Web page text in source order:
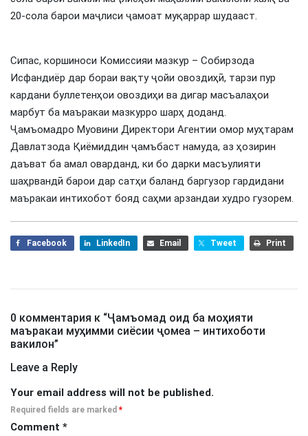
20-сола барои маҷлиси ҷамоат муқаррар шудааст.
Сипас, коршиноси Комиссияи мазкур – Собирзода
Исфандиёр дар бораи вақту ҷойи овоздиҳӣ, тарзи пур
кардани буллетенҳои овоздиҳи ва дигар масъалаҳои
марбут ба маъракаи мазкурро шарҳ доданд.
Ҷамъомадро Муовини Директори Агентии омор муҳтарам
Давлатзода Қиёмиддин ҷамъбаст намуда, аз ҳозирин
даъват ба амал оварданд, ки бо дарки масъулияти
шаҳрвандӣ барои дар сатҳи баланд баргузор гардидани
маъракаи интихобот бояд саҳми арзандаи худро гузорем.
Facebook LinkedIn Email Tweet Print
0 комментария к “Ҷамъомад оид ба моҳияти
маъракаи муҳимми сиёсии ҷомеа – интихоботи
вакилон”
Leave a Reply
Your email address will not be published.
Required fields are marked *
Comment *